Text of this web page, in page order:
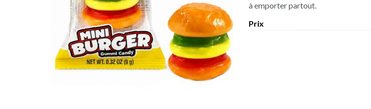
à emporter partout.
Prix